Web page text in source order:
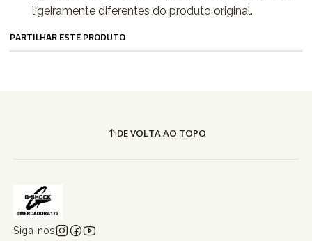
ligeiramente diferentes do produto original.
PARTILHAR ESTE PRODUTO
DE VOLTA AO TOPO
Siga-nos